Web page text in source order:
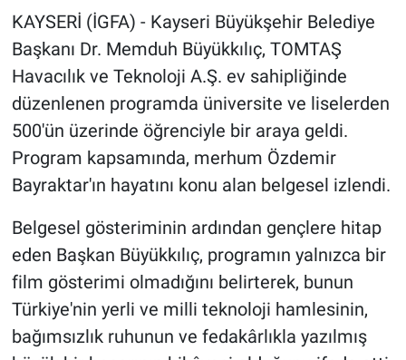
KAYSERİ (İGFA) - Kayseri Büyükşehir Belediye
Başkanı Dr. Memduh Büyükkılıç, TOMTAŞ
Havacılık ve Teknoloji A.Ş. ev sahipliğinde
düzenlenen programda üniversite ve liselerden
500'ün üzerinde öğrenciyle bir araya geldi.
Program kapsamında, merhum Özdemir
Bayraktar'ın hayatını konu alan belgesel izlendi.
Belgesel gösteriminin ardından gençlere hitap
eden Başkan Büyükkılıç, programın yalnızca bir
film gösterimi olmadığını belirterek, bunun
Türkiye'nin yerli ve milli teknoloji hamlesinin,
bağımsızlık ruhunun ve fedakârlıkla yazılmış